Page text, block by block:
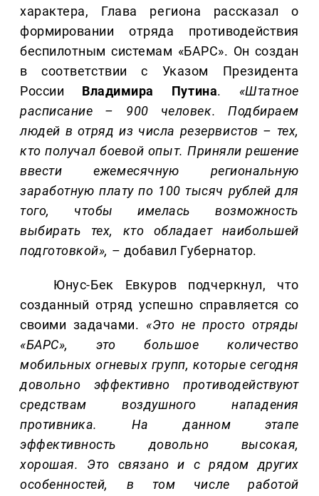
характера, Глава региона рассказал о
формировании отряда противодействия
беспилотным системам «БАРС». Он создан
в соответствии с Указом Президента
России Владимира Путина. «Штатное
расписание – 900 человек. Подбираем
людей в отряд из числа резервистов – тех,
кто получал боевой опыт. Приняли решение
ввести ежемесячную региональную
заработную плату по 100 тысяч рублей для
того, чтобы имелась возможность
выбирать тех, кто обладает наибольшей
подготовкой», – добавил Губернатор.
Юнус-Бек Евкуров подчеркнул, что
созданный отряд успешно справляется со
своими задачами. «Это не просто отряды
«БАРС», это большое количество
мобильных огневых групп, которые сегодня
довольно эффективно противодействуют
средствам воздушного нападения
противника. На данном этапе
эффективность довольно высокая,
хорошая. Это связано и с рядом других
особенностей, в том числе работой